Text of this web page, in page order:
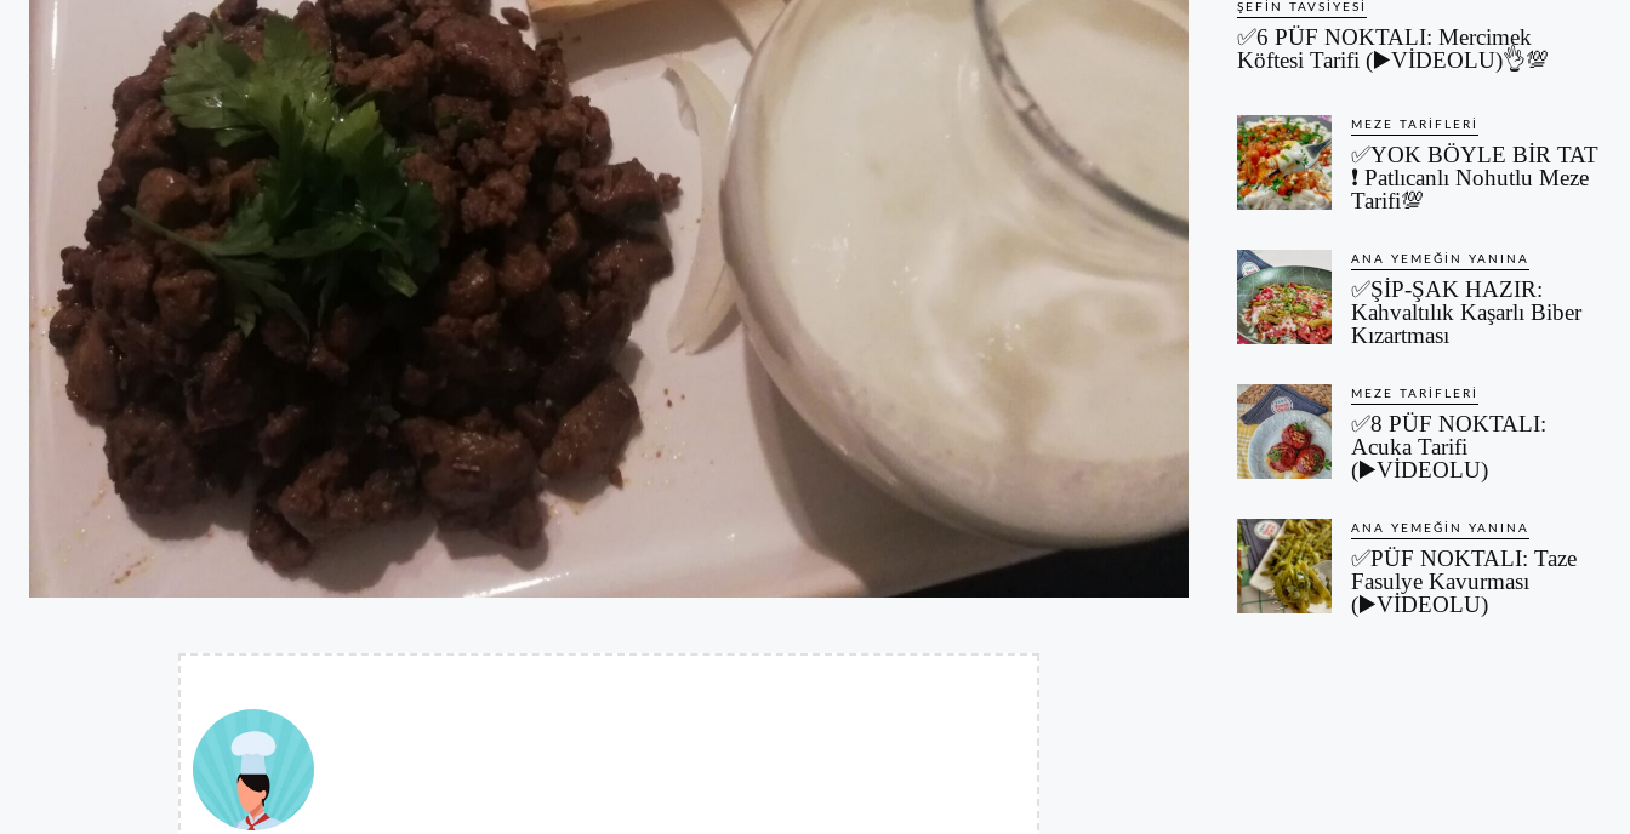
ŞEFIN TAVSIYESI
✅6 PÜF NOKTALI: Mercimek
Köftesi Tarifi (▶️VİDEOLU)👌💯
MEZE TARIFLERI
✅YOK BÖYLE BİR TAT
❗ Patlıcanlı Nohutlu Meze
Tarifi💯
ANA YEMEĞIN YANINA
✅ŞİP-ŞAK HAZIR:
Kahvaltılık Kaşarlı Biber
Kızartması
MEZE TARIFLERI
✅8 PÜF NOKTALI:
Acuka Tarifi
(▶️VİDEOLU)
ANA YEMEĞIN YANINA
✅PÜF NOKTALI: Taze
Fasulye Kavurması
(▶️VİDEOLU)